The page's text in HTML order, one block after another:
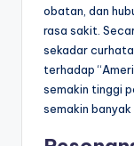
obatan, dan
rasa sakit.
sekadar
terhadap
semakin tinggi
semakin